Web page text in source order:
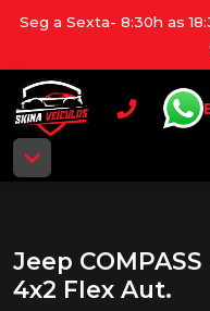
Seg a Sexta- 8:30h as
Jeep
4x2 Flex Aut.